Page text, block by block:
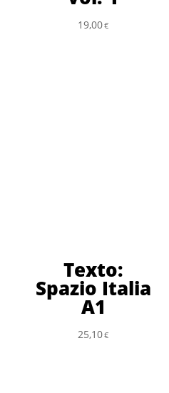
19,00€
Texto:
Spazio Italia
A1
25,10€